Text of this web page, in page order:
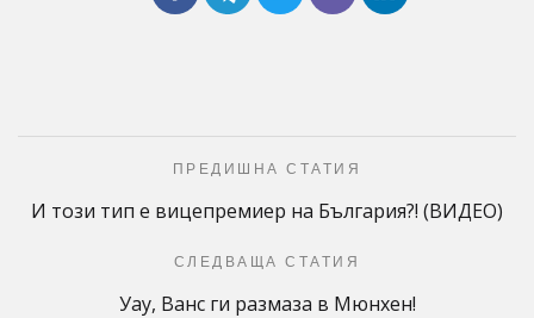
ПРЕДИШНА СТАТИЯ
И този тип е вицепремиер на България?! (ВИДЕО)
СЛЕДВАЩА СТАТИЯ
Уау, Ванс ги размаза в Мюнхен!